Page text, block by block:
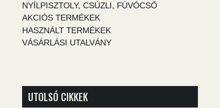
NYÍLPISZTOLY, CSÚZLI, FÚVÓCSŐ
AKCIÓS TERMÉKEK
HASZNÁLT TERMÉKEK
VÁSÁRLÁSI UTALVÁNY
UTOLSÓ CIKKEK